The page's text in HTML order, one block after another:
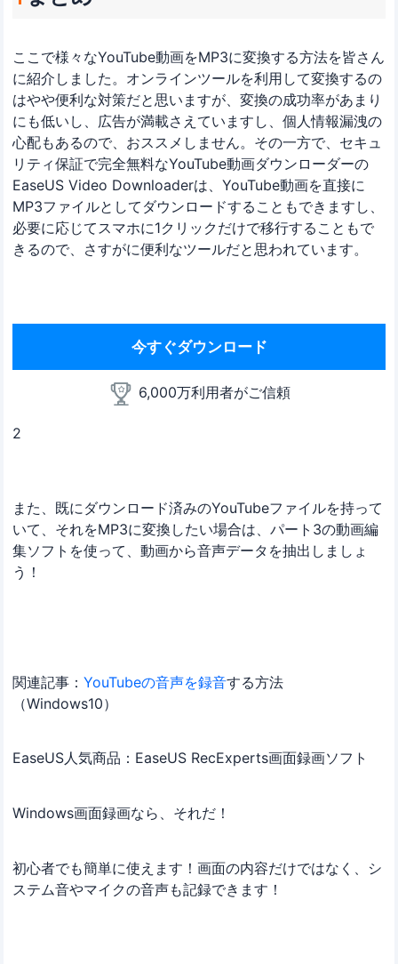
ここで様々なYouTube動画をMP3に変換する方法を皆さん
に紹介しました。オンラインツールを利用して変換するの
はやや便利な対策だと思いますが、変換の成功率があまり
にも低いし、広告が満載さえていますし、個人情報漏洩の
心配もあるので、おススメしません。その一方で、セキュ
リティ保証で完全無料なYouTube動画ダウンローダーの
EaseUS Video Downloaderは、YouTube動画を直接に
MP3ファイルとしてダウンロードすることもできますし、
必要に応じてスマホに1クリックだけで移行することもで
きるので、さすがに便利なツールだと思われています。
今すぐダウンロード
6,000万利用者がご信頼
2
また、既にダウンロード済みのYouTubeファイルを持って
いて、それをMP3に変換したい場合は、パート3の動画編
集ソフトを使って、動画から音声データを抽出しましょ
う！
関連記事：YouTubeの音声を録音する方法
（Windows10）
EaseUS人気商品：EaseUS RecExperts画面録画ソフト
Windows画面録画なら、それだ！
初心者でも簡単に使えます！画面の内容だけではなく、シ
ステム音やマイクの音声も記録できます！